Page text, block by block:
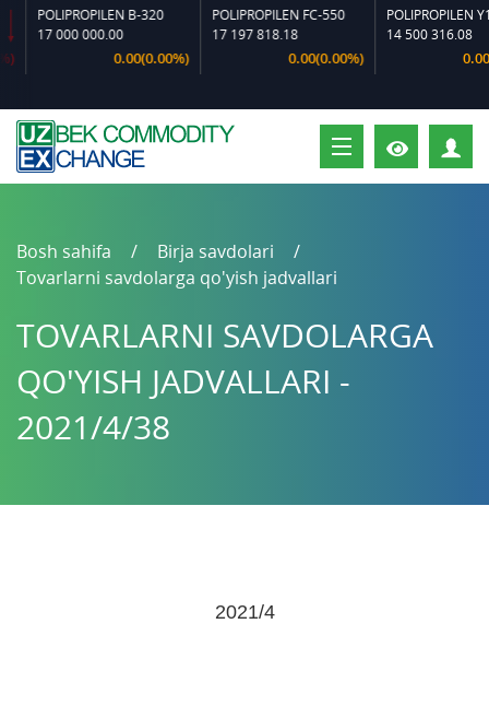
POLIPROPILEN B-320
17 000 000.00
0.00(0.00%)
POLIPROPILEN FC-550
17 197 818.18
0.00(0.00%)
POLIPROPILEN Y120
14 500 316.08
Bosh sahifa
Birja savdolari
Tovarlarni savdolarga qo'yish jadvallari
TOVARLARNI SAVDOLARGA
QO'YISH JADVALLARI -
2021/4/38
2021/4